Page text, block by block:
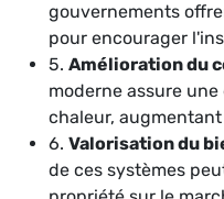
gouvernements
pour encourager
5. Amélioration du
moderne assure
chaleur,
6. Valorisation du
de ces systèmes